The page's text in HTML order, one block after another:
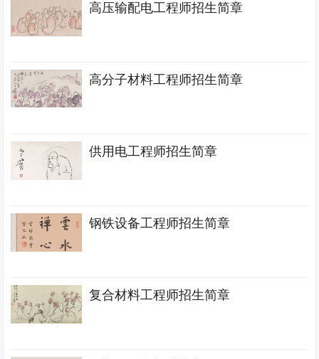
高压输配电工程师招生简章
高分子材料工程师招生简章
供用电工程师招生简章
钢铁设备工程师招生简章
复合材料工程师招生简章